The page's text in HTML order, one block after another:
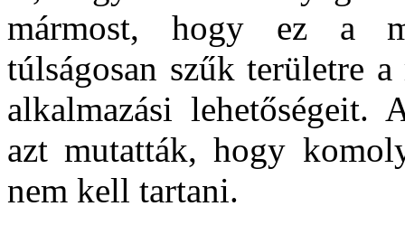
mármost, hogy ez a
túlságosan szűk területre
alkalmazási lehetőségeit.
azt mutatták, hogy
nem kell tartani.